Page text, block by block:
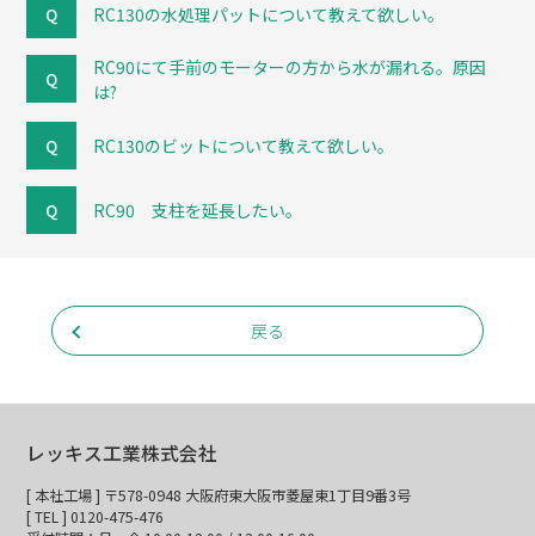
RC130の水処理パットについて教えて欲しい。
RC90にて手前のモーターの方から水が漏れる。原因
は?
RC130のビットについて教えて欲しい。
RC90 支柱を延長したい。
戻る
レッキス工業株式会社
[ 本社工場 ] 〒578-0948 大阪府東大阪市菱屋東1丁目9番3号
[ TEL ] 0120-475-476